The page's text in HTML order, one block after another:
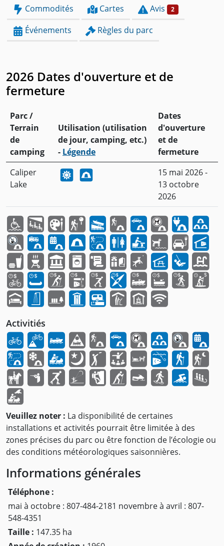
Commodités
Cartes Avis 2
Événements Règles du parc
2026 Dates d'ouverture et de
fermeture
Parc /
Terrain
de
camping
Utilisation (utilisation
de jour, camping, etc.)
- Légende
Dates
d'ouverture
et de
fermeture
Caliper
Lake
15 mai 2026 -
13 octobre
2026
Activitiés
Veuillez noter : La disponibilité de certaines
installations et activités pourrait être limitée à des
zones précises du parc ou être fonction de l’écologie ou
des conditions météorologiques saisonnières.
Informations générales
Téléphone :
mai à octobre : 807-484-2181 novembre à avril : 807-
548-4351
Taille : 147.35 ha